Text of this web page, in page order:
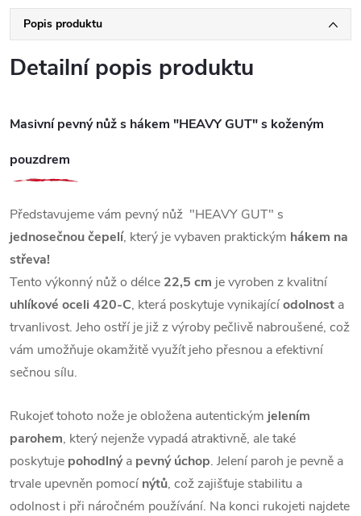
Popis produktu
Detailní popis produktu
Masivní pevný nůž s hákem "HEAVY GUT" s koženým
pouzdrem
Představujeme vám pevný nůž "HEAVY GUT" s
jednosečnou čepelí, který je vybaven praktickým hákem na
střeva!
Tento výkonný nůž o délce 22,5 cm je vyroben z kvalitní
uhlíkové oceli 420-C, která poskytuje vynikajícíodolnost a
trvanlivost. Jeho ostří je již z výroby pečlivě nabroušené, což
vám umožňuje okamžitě využít jeho přesnou a efektivní
sečnou sílu.
Rukojeť tohoto nože je obložena autentickým jelením
parohem, který nejenže vypadá atraktivně, ale také
poskytuje pohodlnýa pevný úchop. Jelení paroh je pevně a
trvale upevněn pomocí nýtů, což zajišťuje stabilitu a
odolnost i při náročném používání. Na konci rukojeti najdete